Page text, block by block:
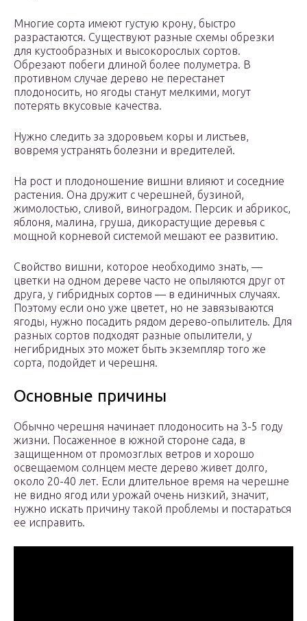
Многие сорта имеют густую крону, быстро
разрастаются. Существуют разные схемы обрезки
для кустообразных и высокорослых сортов.
Обрезают побеги длиной более полуметра. В
противном случае дерево не перестанет
плодоносить, но ягоды станут мелкими, могут
потерять вкусовые качества.
Нужно следить за здоровьем коры и листьев,
вовремя устранять болезни и вредителей.
На рост и плодоношение вишни влияют и соседние
растения. Она дружит с черешней, бузиной,
жимолостью, сливой, виноградом. Персик и абрикос,
яблоня, малина, груша, дикорастущие деревья с
мощной корневой системой мешают ее развитию.
Свойство вишни, которое необходимо знать, —
цветки на одном дереве часто не опыляются друг от
друга, у гибридных сортов — в единичных случаях.
Поэтому если оно уже цветет, но не завязываются
ягоды, нужно посадить рядом дерево-опылитель. Для
разных сортов подходят разные опылители, у
негибридных это может быть экземпляр того же
сорта, подойдет и черешня.
Основные причины
Обычно черешня начинает плодоносить на 3-5 году
жизни. Посаженное в южной стороне сада, в
защищенном от промозглых ветров и хорошо
освещаемом солнцем месте дерево живет долго,
около 20-40 лет. Если длительное время на черешне
не видно ягод или урожай очень низкий, значит,
нужно искать причину такой проблемы и постараться
ее исправить.